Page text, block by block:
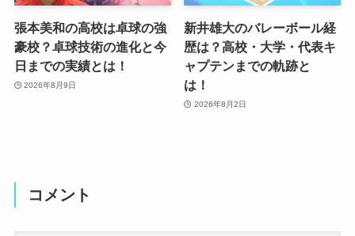
張本美和の高校は卓球の強
豪校？卓球技術の進化と今
日までの実績とは！
2026年8月9日
新井雄大のバレーボール経
歴は？高校・大学・代表キ
ャプテンまでの軌跡と
は！
2026年8月2日
コメント